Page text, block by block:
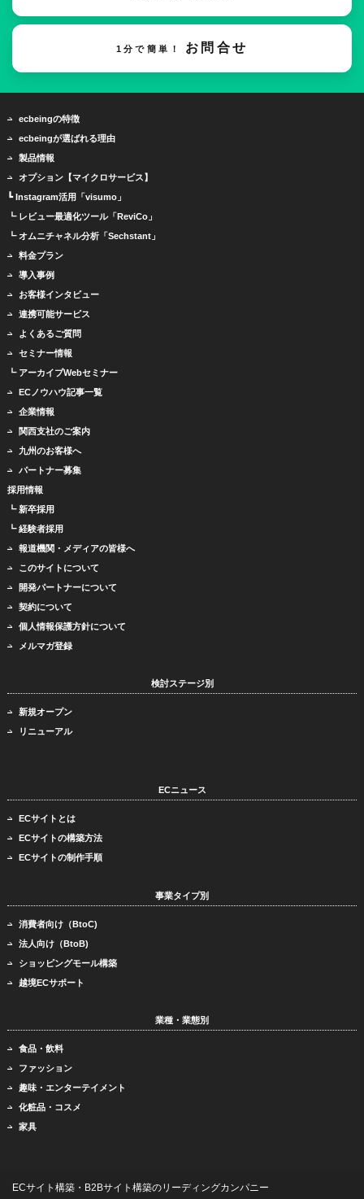
1分で簡単！ お問合せ
ecbeingの特徴
ecbeingが選ばれる理由
製品情報
オプション【マイクロサービス】
┗ Instagram活用「visumo」
┗ レビュー最適化ツール「ReviCo」
┗ オムニチャネル分析「Sechstant」
料金プラン
導入事例
お客様インタビュー
連携可能サービス
よくあるご質問
セミナー情報
┗ アーカイブWebセミナー
ECノウハウ記事一覧
企業情報
関西支社のご案内
九州のお客様へ
パートナー募集
採用情報
┗ 新卒採用
┗ 経験者採用
報道機関・メディアの皆様へ
このサイトについて
開発パートナーについて
契約について
個人情報保護方針について
メルマガ登録
検討ステージ別
新規オープン
リニューアル
ECニュース
ECサイトとは
ECサイトの構築方法
ECサイトの制作手順
事業タイプ別
消費者向け（BtoC)
法人向け（BtoB)
ショッピングモール構築
越境ECサポート
業種・業態別
食品・飲料
ファッション
趣味・エンターテイメント
化粧品・コスメ
家具
ECサイト構築・B2Bサイト構築のリーディングカンパニー